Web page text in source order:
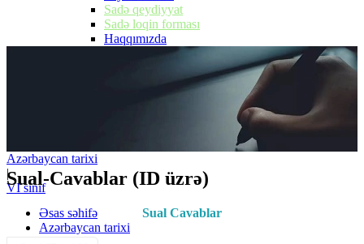
Sadə qeydiyyat
Sadə loqin forması
Haqqımızda
Sual-Cavablar (ID üzrə)
Əsas səhifə
Azərbaycan tarixi
Azərbaycan tarixi
|
VI sinif
Sual Cavablar